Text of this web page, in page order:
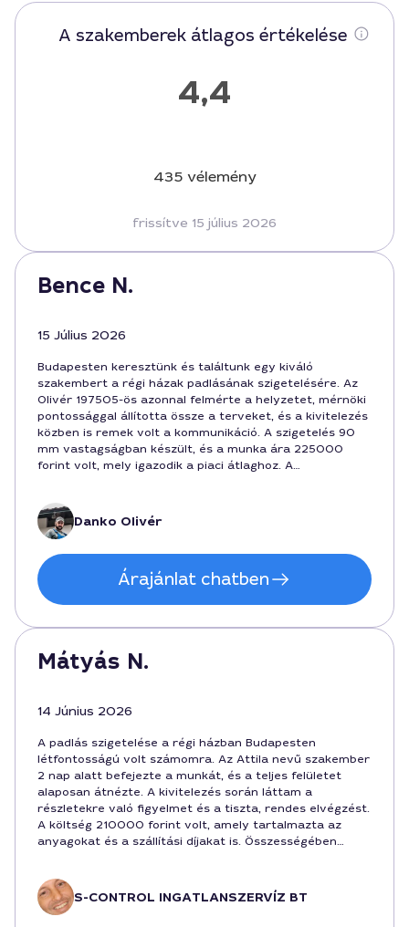
A szakemberek átlagos értékelése
4,4
435 vélemény
frissítve 15 július 2026
Bence N.
15 Július 2026
Budapesten keresztünk és találtunk egy kiváló
szakembert a régi házak padlásának szigetelésére. Az
Olivér 197505-ös azonnal felmérte a helyzetet, mérnöki
pontossággal állította össze a terveket, és a kivitelezés
közben is remek volt a kommunikáció. A szigetelés 90
mm vastagságban készült, és a munka ára 225000
forint volt, mely igazodik a piaci átlaghoz. A
Danko Olivér
Árajánlat chatben
Mátyás N.
14 Június 2026
A padlás szigetelése a régi házban Budapesten
létfontosságú volt számomra. Az Attila nevű szakember
2 nap alatt befejezte a munkát, és a teljes felületet
alaposan átnézte. A kivitelezés során láttam a
részletekre való figyelmet és a tiszta, rendes elvégzést.
A költség 210000 forint volt, amely tartalmazta az
anyagokat és a szállítási díjakat is. Összességében
S-CONTROL INGATLANSZERVÍZ BT